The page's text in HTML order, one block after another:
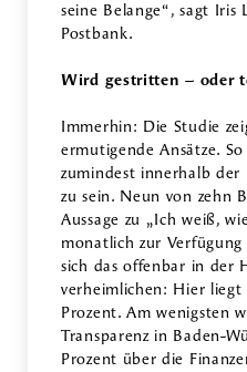
seine Belange“, sagt
Postbank.
Wird gestritten – oder
Immerhin: Die Studie
ermutigende Ansätze.
zumindest innerhalb der
zu sein. Neun von zehn
Aussage zu „Ich weiß,
monatlich zur
sich das offenbar in der
verheimlichen: Hier
Prozent. Am wenigsten
Transparenz in Baden-
Prozent über die